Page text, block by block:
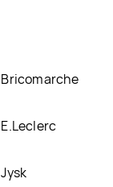
Bricomarche
E.Leclerc
Jysk